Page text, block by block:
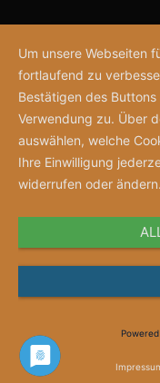
Um unsere Webseiten
fortlaufend zu
Bestätigen des
Verwendung zu. Über
auswählen, welche
Ihre Einwilligung
widerrufen oder ändern.